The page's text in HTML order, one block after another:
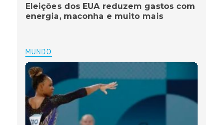
Eleições dos EUA reduzem gastos com
energia, maconha e muito mais
MUNDO